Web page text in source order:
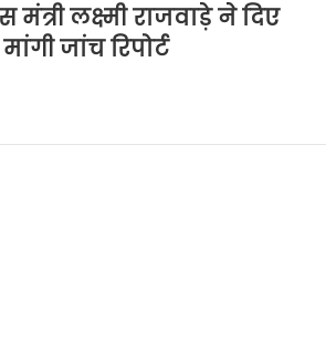
लक्ष्मी राजवाड़े ने दिए
जांच रिपोर्ट